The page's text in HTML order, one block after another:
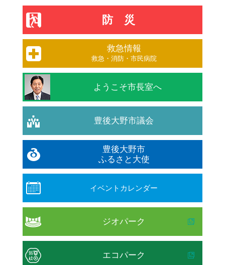
防災
救急情報
救急・消防・市民病院
ようこそ市長室へ
豊後大野市議会
豊後大野市
ふるさと大使
イベントカレンダー
ジオパーク
エコパーク